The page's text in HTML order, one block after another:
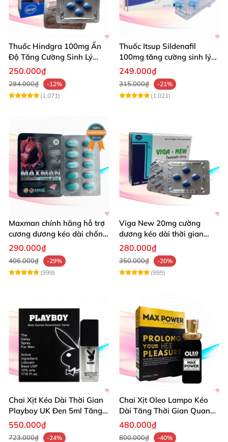
Thuốc Hindgra 100mg Ấn
Độ Tăng Cường Sinh Lý
Nam Hiệu Quả
250.000₫
284.000₫
-12%
(1,071)
Thuốc Itsup Sildenafil
100mg tăng cường sinh lý
kéo dài thời gian cho nam
249.000₫
315.000₫
-21%
(1,021)
Maxman chính hãng hỗ trợ
cương dương kéo dài chống
xuất tinh sớm 10 viên
290.000₫
406.000₫
-29%
(999)
Viga New 20mg cường
dương kéo dài thời gian
chống xuất tinh hiệu quả
280.000₫
350.000₫
-20%
(995)
Chai Xịt Kéo Dài Thời Gian
Playboy UK Đen 5ml Tăng
Khoái Cảm
550.000₫
723.000₫
-24%
Chai Xịt Oleo Lampo Kéo
Dài Tăng Thời Gian Quan
Hệ Chính Hãng
480.000₫
800.000₫
-40%